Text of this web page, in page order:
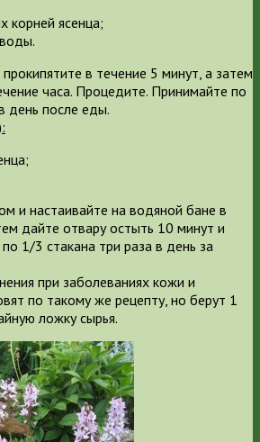
корней ясенца;
в течение 5 минут, а затем
часа. Процедите. Принимайте по
день после еды.
и настаивайте на водяной бане в
дайте отвару остыть 10 минут и
1/3 стакана три раза в день за
при заболеваниях кожи и
по такому же рецепту, но берут 1
ложку сырья.